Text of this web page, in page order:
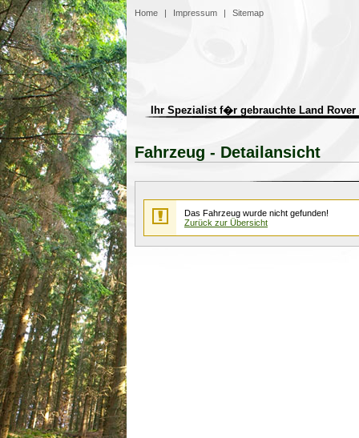
Home | Impressum | Sitemap
Ihr Spezialist f�r gebrauchte Land Rover
Fahrzeug - Detailansicht
Das Fahrzeug wurde nicht gefunden!
Zurück zur Übersicht